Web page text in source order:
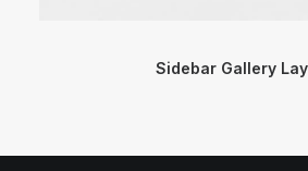
Sidebar Gallery